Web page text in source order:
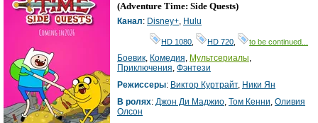
(Adventure Time: Side Quests)
Канал: Disney+, Hulu
HD 1080, HD 720, to be continued...
Боевик, Комедия, Мультсериалы,
Приключения, Фэнтези
Режиссеры: Виктор Куртрайт, Ники Ян
В ролях: Джон Ди Маджио, Том Кенни, Оливия
Олсон